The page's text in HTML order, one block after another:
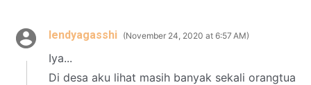
lendyagasshi November 24, 2020 at 6:57 AM
Iya...
Di desa aku lihat masih banyak sekali orangtua